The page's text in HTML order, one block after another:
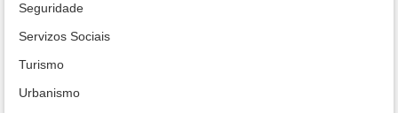
Seguridade
Servizos Sociais
Turismo
Urbanismo